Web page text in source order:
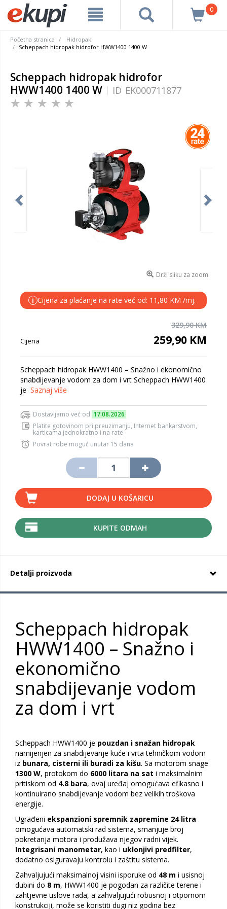
0
Početna stranica
Hidropak
Scheppach hidropak hidrofor HWW1400 1400 W
Scheppach hidropak hidrofor
HWW1400 1400 W
ID EK000711877
Drži sliku za zoom
i Cijena za plaćanje na rate već od: 11,80 KM /mj.
329,90 KM
Cijena 259,90 KM
Scheppach hidropak HWW1400 – Snažno i ekonomično
snabdijevanje vodom za dom i vrt Scheppach HWW1400
je Saznaj više
Dostavljamo već od 17.08.2026
Platite gotovinom pri preuzimanju, Internet bankarstvom,
karticama jednokratno i na rate
Povrat robe moguć unutar 15 dana
DODAJ U KOŠARICU
KUPITE ODMAH
Detalji proizvoda
Scheppach hidropak
HWW1400 – Snažno i
ekonomično
snabdijevanje vodom
za dom i vrt
Scheppach HWW1400 je pouzdan i snažan hidropak
namijenjen za snabdijevanje kuće i vrta tehničkom vodom
iz bunara, cisterni ili buradi za kišu. Sa motorom snage
1300 W, protokom do 6000 litara na sat i maksimalnim
pritiskom od 4.8 bara, ovaj uređaj omogućava efikasno i
kontinuirano snabdijevanje vodom bez velikih troškova
energije.
Ugrađeni ekspanzioni spremnik zapremine 24 litra
omogućava automatski rad sistema, smanjuje broj
pokretanja motora i produžava njegov radni vijek.
Integrisani manometar, kao i uklonjivi predfilter,
dodatno osiguravaju kontrolu i zaštitu sistema.
Zahvaljujući maksimalnoj visini isporuke od 48 m i usisnoj
dubini do 8 m, HWW1400 je pogodan za različite terene i
zahtjevne uslove rada, a zahvaljujući robusnoj i otpornom
konstrukciji, može se koristiti dugi niz godina bez